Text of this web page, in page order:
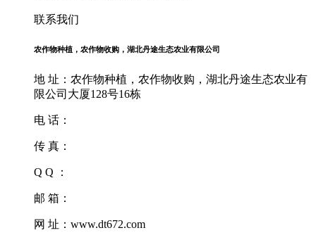
联系我们
农作物种植，农作物收购，湖北丹途生态农业有限公司
地 址：农作物种植，农作物收购，湖北丹途生态农业有
限公司大厦128号16栋
电 话：
传 真：
Q Q ：
邮 箱：
网 址：www.dt672.com